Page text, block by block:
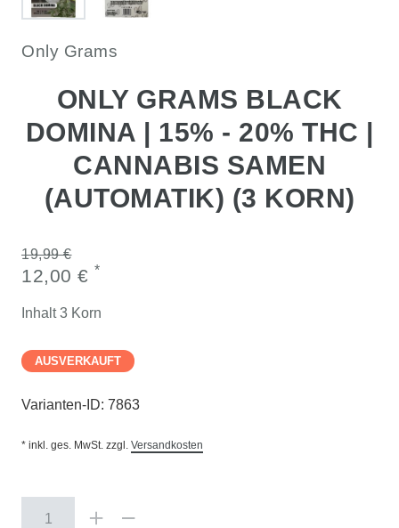
Only Grams
ONLY GRAMS BLACK
DOMINA | 15% - 20% THC |
CANNABIS SAMEN
(AUTOMATIK) (3 KORN)
19,99 €
12,00 € *
Inhalt3 Korn
AUSVERKAUFT
Varianten-ID: 7863
* inkl. ges. MwSt. zzgl. Versandkosten